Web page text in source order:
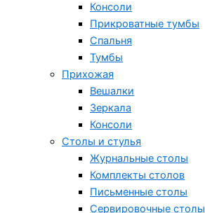
Консоли
Прикроватные тумбы
Спальня
Тумбы
Прихожая
Вешалки
Зеркала
Консоли
Столы и стулья
Журнальные столы
Комплекты столов
Письменные столы
Сервировочные столы